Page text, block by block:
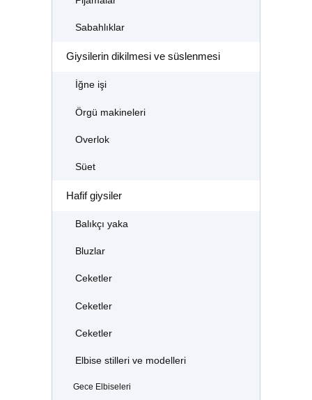
Sabahlıklar
Giysilerin dikilmesi ve süslenmesi
İğne işi
Örgü makineleri
Overlok
Süet
Hafif giysiler
Balıkçı yaka
Bluzlar
Ceketler
Ceketler
Ceketler
Elbise stilleri ve modelleri
Gece Elbiseleri